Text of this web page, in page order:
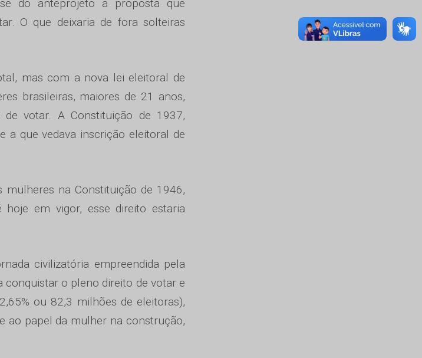
do anteprojeto a proposta que
O que deixaria de fora solteiras
mas com a nova lei eleitoral de
brasileiras, maiores de 21 anos,
de votar. A Constituição de 1937,
a que vedava inscrição eleitoral de
na Constituição de 1946,
em vigor, esse direito estaria
civilizatória empreendida pela
o pleno direito de votar e
ou 82,3 milhões de eleitoras),
ao papel da mulher na construção,